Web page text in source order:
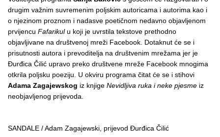
drugim važnim suvremenim poljskim autoricama i autorima kao i
o njezinom proznom i nadasve poetičnom nedavno objavljenom
prvijencu Fafarikulu koji je uvrstila tekstove prethodno
objavljivane na društvenoj mreži Facebook. Dotaknut će se i
prisutnosti autora i prevoditelja na društvenim mrežama jer je
Đurđica Čilić upravo preko društvene mreže Facebook mnogima
otkrila poljsku poeziju. U okviru programa čitat će se i stihovi
Adama Zagajewskog iz knjige Nevidljiva ruka i neke pjesme iz
neobjavljenog prijevoda.
SANDALE / Adam Zagajewski, prijevod Đurđica Čilić